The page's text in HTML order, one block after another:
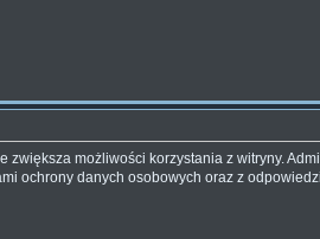
możliwości korzystania z witryny.
ochrony danych osobowych oraz z